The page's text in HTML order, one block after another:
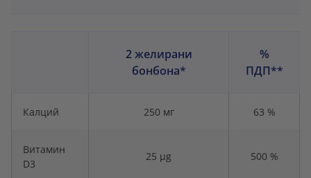
2 желирани
бонбона*
%
ПДП**
Калций 250 мг 63 %
Витамин
D3
25 μg 500 %